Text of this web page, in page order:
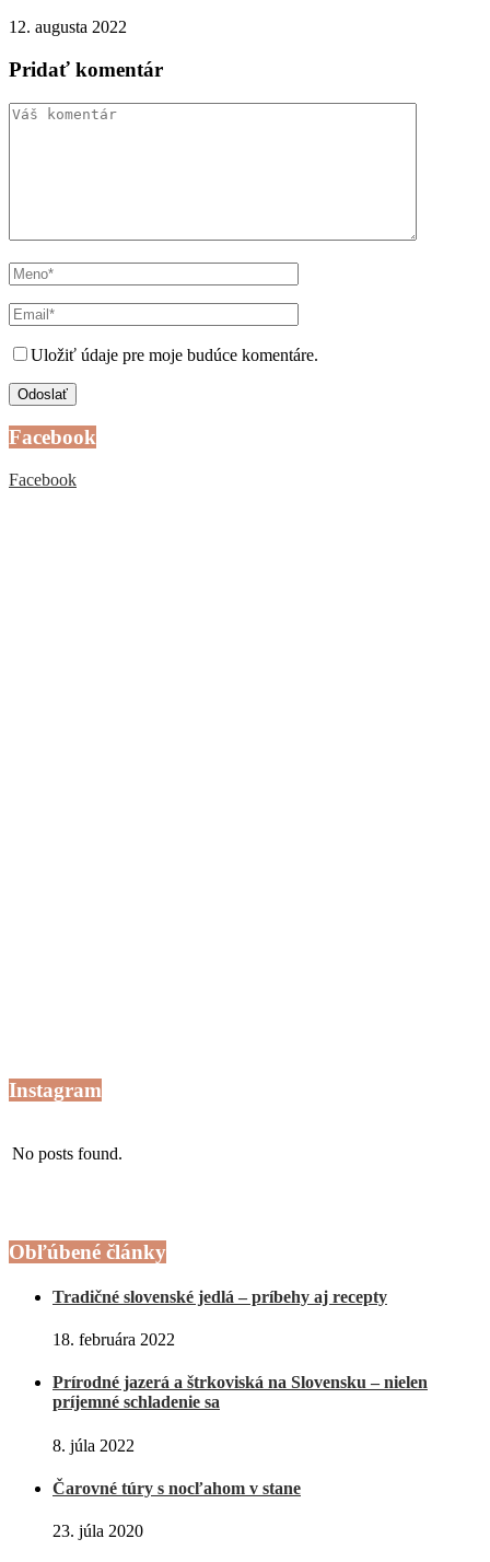
12. augusta 2022
Pridať komentár
Uložiť údaje pre moje budúce komentáre.
Facebook
Facebook
Instagram
No posts found.
Obľúbené články
Tradičné slovenské jedlá – príbehy aj recepty
18. februára 2022
Prírodné jazerá a štrkoviská na Slovensku – nielen
príjemné schladenie sa
8. júla 2022
Čarovné túry s nocľahom v stane
23. júla 2020